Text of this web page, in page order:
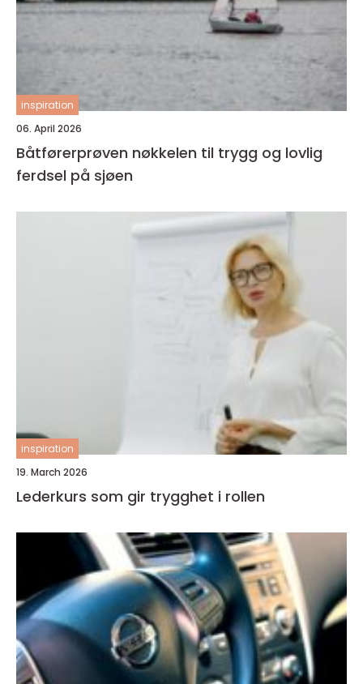
inspiration
06. April 2026
Båtførerprøven nøkkelen til trygg og lovlig
ferdsel på sjøen
inspiration
19. March 2026
Lederkurs som gir trygghet i rollen